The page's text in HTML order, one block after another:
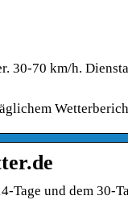
30-70 km/h.
Tage und dem 30-